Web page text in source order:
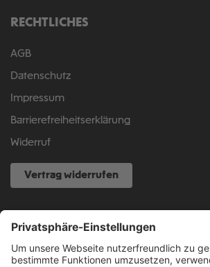
RECHTLICHES
AGB
Datenschutz
Impressum
Barrierefreiheitserklärung
Widerruf
Vertrag widerrufen
NOCH FRAGEN?